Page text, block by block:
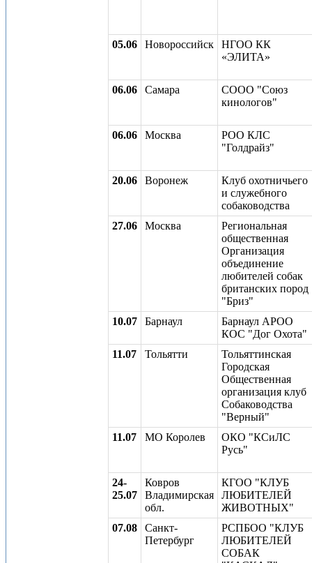
05.06 Новороссийск
НГОО КК
«ЭЛИТА»
06.06 Самара
СООО "Союз
кинологов"
06.06 Москва
РОО КЛС
"Голдрайз"
20.06 Воронеж
Клуб охотничьего
и служебного
собаководства
27.06
Москва
Региональная
общественная
Организация
объединение
любителей собак
британских пород
"Бриз"
10.07
Барнаул
Барнаул АРОО
КОС "Дог Охота"
11.07
Тольятти
Тольяттинская
Городская
Общественная
организация клуб
Собаководства
"Верный"
11.07
МО Королев
ОКО "КСиЛС
Русь"
24-
25.07
Ковров
Владимирская
обл.
КГОО "КЛУБ
ЛЮБИТЕЛЕЙ
ЖИВОТНЫХ"
07.08
Санкт-
Петербург
РСПБОО "КЛУБ
ЛЮБИТЕЛЕЙ
СОБАК